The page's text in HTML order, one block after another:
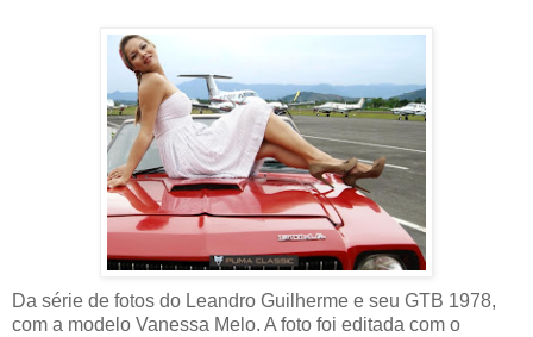
Da série de fotos do Leandro Guilherme e seu GTB 1978,
com a modelo Vanessa Melo. A foto foi editada com o